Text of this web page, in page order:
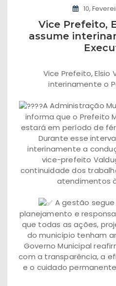
10,
Vice Prefeito,
assume
Vice Prefeito, Elsio
interinamente o
A Administração
informa que o Prefeito
estará em período de
Durante esse
interinamente a
vice-prefeito
continuidade dos
atendimentos
A gestão
planejamento e
que todas as ações,
do município tenham
Governo Municipal
com a transparência, a
e o cuidado